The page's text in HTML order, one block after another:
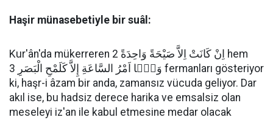
Haşir münasebetiyle bir suâl:
Kur'ân'da mükerreren اِنْ كَانَتْ اِلاَّ صَيْحَةً وَاحِدَةً 2 hem
وَمَۤا اَمْرُ السَّاعَةِ إِلاَّ كَلَمْحِ الْبَصَرِ 3 fermanları gösteriyor
ki, haşr-i âzam bir anda, zamansız vücuda geliyor. Dar
akıl ise, bu hadsiz derece harika ve emsalsiz olan
meseleyi iz'an ile kabul etmesine medar olacak